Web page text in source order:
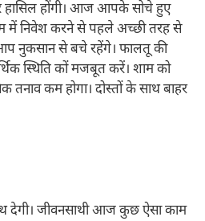
होंगी। आज आपके सोचे हुए
में निवेश करने से पहले अच्छी तरह से
नुकसान से बचे रहेंगे। फालतू की
स्थिति कों मजबूत करें। शाम को
कम होगा। दोस्तों के साथ बाहर
जीवनसाथी आज कुछ ऐसा काम